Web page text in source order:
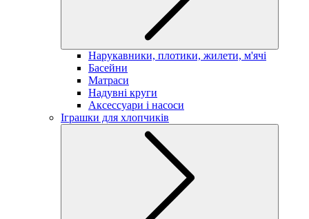
Нарукавники, плотики, жилети, м'ячі
Басейни
Матраси
Надувні круги
Аксессуари і насоси
Іграшки для хлопчиків